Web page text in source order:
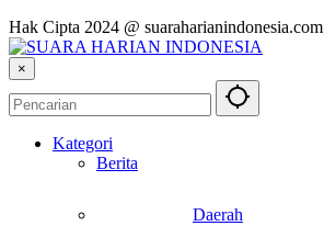
Hak Cipta 2024 @ suaraharianindonesia.com
×
Kategori
Berita
Daerah